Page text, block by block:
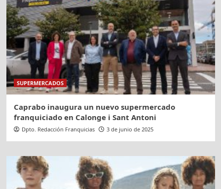
SUPERMERCADOS
Caprabo inaugura un nuevo supermercado
franquiciado en Calonge i Sant Antoni
Dpto. Redacción Franquicias 3 de junio de 2025